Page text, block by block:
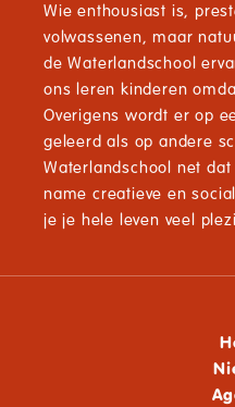
Wie enthousiast is,
volwassenen, maar
de Waterlandschool
ons leren kinderen
Overigens wordt er op
geleerd als op andere
Waterlandschool net
name creatieve en
je je hele leven veel